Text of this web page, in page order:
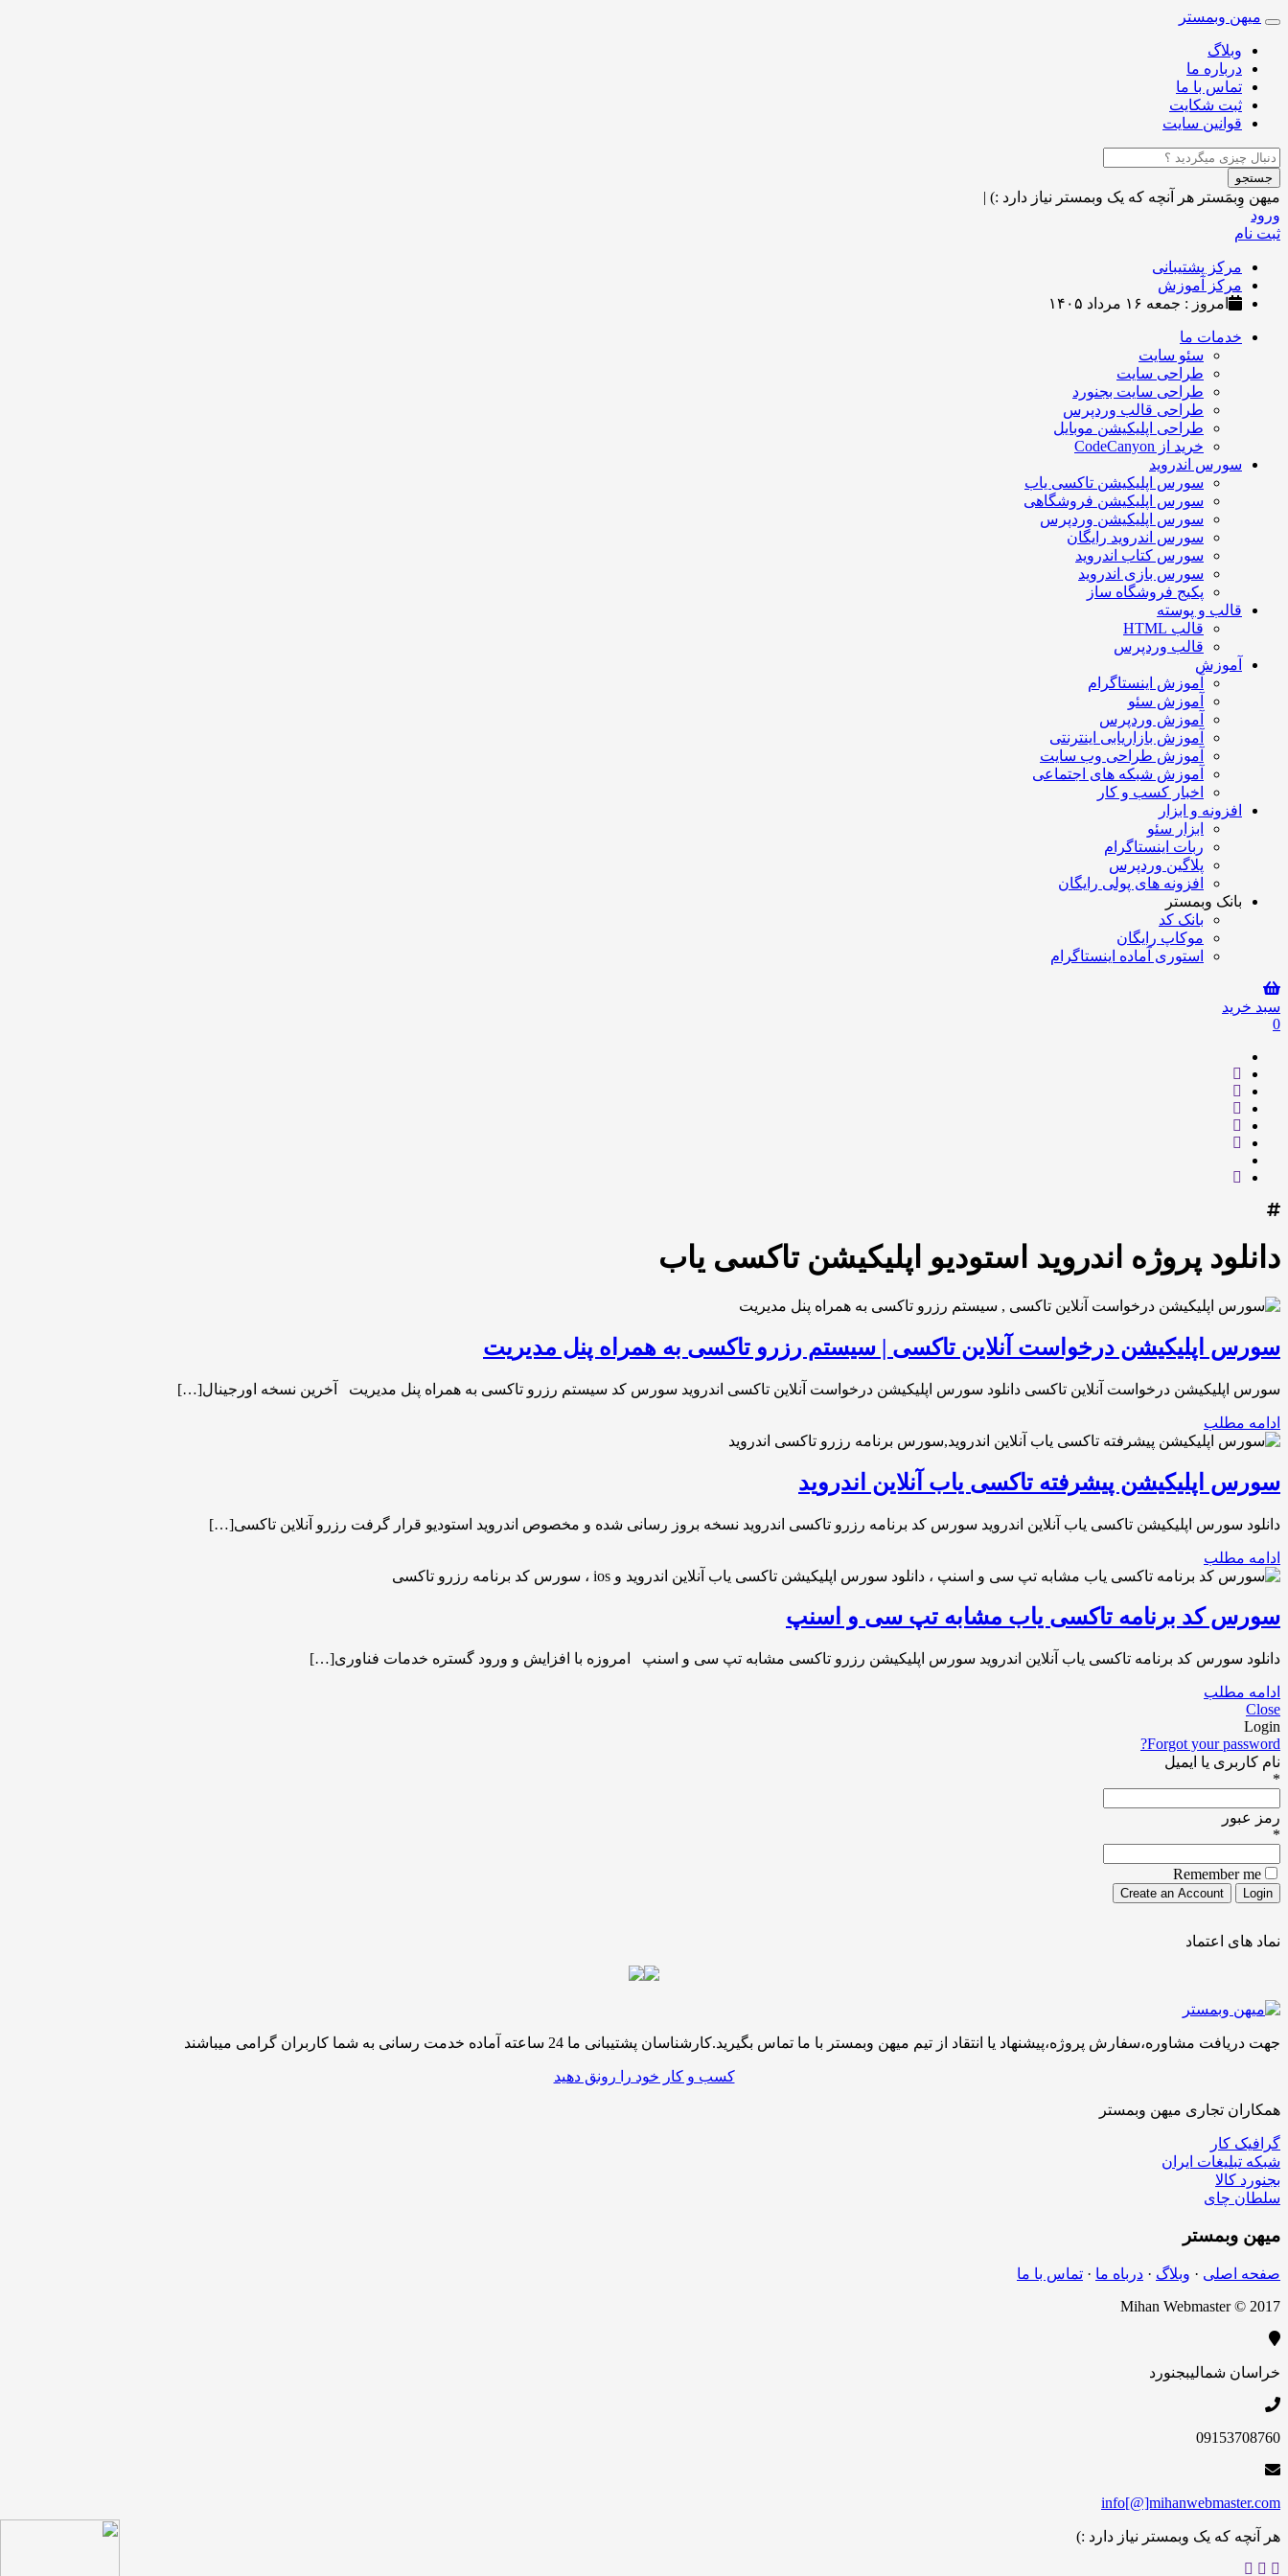
Toggle
navigation
میهن وبمستر
وبلاگ
درباره ما
تماس با ما
ثبت شکایت
قوانین سایت
جستجو
میهن وِبمَستر هر آنچه که یک وبمستر نیاز دارد :) |
ورود
ثبت نام
مرکز پشتیبانی
مرکز آموزش
امروز : جمعه ۱۶ مرداد ۱۴۰۵
خدمات ما
سئو سایت
طراحی سایت
طراحی سایت بجنورد
طراحی قالب وردپرس
طراحی اپلیکیشن موبایل
خرید از CodeCanyon
سورس اندروید
سورس اپلیکیشن تاکسی یاب
سورس اپلیکیشن فروشگاهی
سورس اپلیکیشن وردپرس
سورس اندروید رایگان
سورس کتاب اندروید
سورس بازی اندروید
پکیج فروشگاه ساز
قالب و پوسته
قالب HTML
قالب وردپرس
آموزش
آموزش اینستاگرام
آموزش سئو
آموزش وردپرس
آموزش بازاریابی اینترنتی
آموزش طراحی وب سایت
آموزش شبکه های اجتماعی
اخبار کسب و کار
افزونه و ابزار
ابزار سئو
ربات اینستاگرام
پلاگین وردپرس
افزونه های پولی رایگان
بانک وبمستر
بانک کد
موکاپ رایگان
استوری آماده اینستاگرام
سبد خرید
0
دانلود پروژه اندروید استودیو اپلیکیشن تاکسی یاب
سورس اپلیکیشن درخواست آنلاین تاکسی | سیستم رزرو تاکسی به همراه پنل مدیریت
سورس اپلیکیشن درخواست آنلاین تاکسی دانلود سورس اپلیکیشن درخواست آنلاین تاکسی اندروید سورس کد سیستم رزرو تاکسی به همراه پنل مدیریت آخرین نسخه اورجینال[…]
ادامه مطلب
سورس اپلیکیشن پیشرفته تاکسی یاب آنلاین اندروید
دانلود سورس اپلیکیشن تاکسی یاب آنلاین اندروید سورس کد برنامه رزرو تاکسی اندروید نسخه بروز رسانی شده و مخصوص اندروید استودیو قرار گرفت رزرو آنلاین تاکسی[…]
ادامه مطلب
سورس کد برنامه تاکسی یاب مشابه تپ سی و اسنپ
دانلود سورس کد برنامه تاکسی یاب آنلاین اندروید سورس اپلیکیشن رزرو تاکسی مشابه تپ سی و اسنپ امروزه با افزایش و ورود گستره خدمات فناوری[…]
ادامه مطلب
Close
Login
Forgot your password?
نام کاربری یا ایمیل
*
رمز عبور
*
Remember me
نماد های اعتماد
جهت دریافت مشاوره،سفارش پروژه،پیشنهاد یا انتقاد از تیم میهن وبمستر با ما تماس بگیرید.کارشناسان پشتیبانی ما 24 ساعته آماده خدمت رسانی به شما کاربران گرامی میباشند
کسب و کار خود را رونق دهید
همکاران تجاری میهن وبمستر
گرافیک کار
شبکه تبلیغات ایران
بجنورد کالا
سلطان چای
میهن وبمستر
صفحه اصلی · وبلاگ · درباه ما · تماس با ما
Mihan Webmaster © 2017
خراسان شمالیبجنورد
09153708760
info[@]mihanwebmaster.com
هر آنچه که یک وبمستر نیاز دارد :)